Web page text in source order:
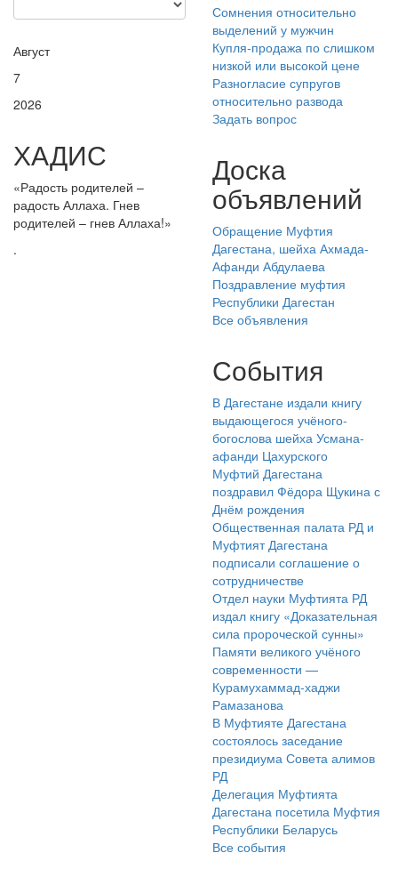
Август
7
2026
ХАДИС
«Радость родителей –
радость Аллаха. Гнев
родителей – гнев Аллаха!»
.
Сомнения относительно
выделений у мужчин
Купля-продажа по слишком
низкой или высокой цене
Разногласие супругов
относительно развода
Задать вопрос
Доска
объявлений
Обращение Муфтия
Дагестана, шейха Ахмада-
Афанди Абдулаева
Поздравление муфтия
Республики Дагестан
Все объявления
События
В Дагестане издали книгу
выдающегося учёного-
богослова шейха Усмана-
афанди Цахурского
Муфтий Дагестана
поздравил Фёдора Щукина с
Днём рождения
Общественная палата РД и
Муфтият Дагестана
подписали соглашение о
сотрудничестве
Отдел науки Муфтията РД
издал книгу «Доказательная
сила пророческой сунны»
Памяти великого учёного
современности —
Курамухаммад-хаджи
Рамазанова
В Муфтияте Дагестана
состоялось заседание
президиума Совета алимов
РД
Делегация Муфтията
Дагестана посетила Муфтия
Республики Беларусь
Все события